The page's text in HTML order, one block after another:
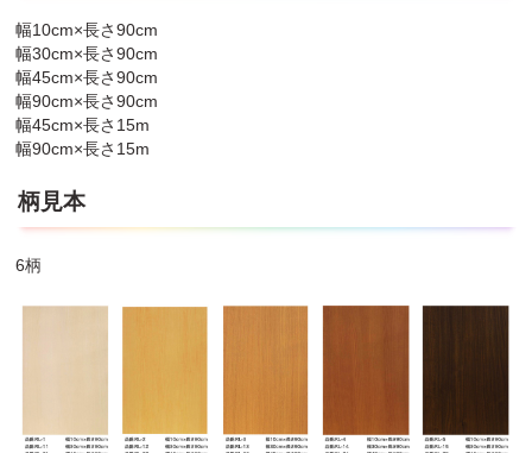
●貼りつけ作業中及び貼りつけ後は、原材料のにおいがする場合が
ありますので、よく換気を行ってください。
幅10cm×長さ90cm
幅30cm×長さ90cm
幅45cm×長さ90cm
幅90cm×長さ90cm
幅45cm×長さ15m
幅90cm×長さ15m
柄見本
6柄